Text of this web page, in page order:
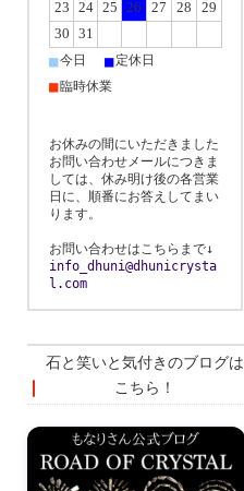
23
24 25 26 27 28
29
30
31
■今日 ■ 定休日
■臨時休業
お休みの間にいただきました
お問い合わせメールにつきま
しては、休み明け後の各営業
日に、順番にお答えしてまい
ります。
お問い合わせはこちらまで↓
info_dhuni@dhunicrysta
l.com
石と笑いと気付きのブログは
こちら！